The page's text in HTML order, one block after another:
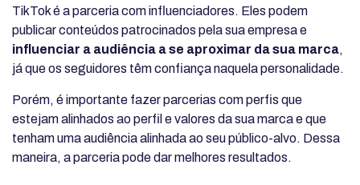
TikTok é a parceria com influenciadores. Eles podem
publicar conteúdos patrocinados pela sua empresa e
influenciar a audiência a se aproximar da sua marca,
já que os seguidores têm confiança naquela personalidade.
Porém, é importante fazer parcerias com perfis que
estejam alinhados ao perfil e valores da sua marca e que
tenham uma audiência alinhada ao seu público-alvo. Dessa
maneira, a parceria pode dar melhores resultados.